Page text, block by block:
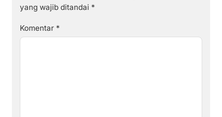
yang wajib ditandai *
Komentar *